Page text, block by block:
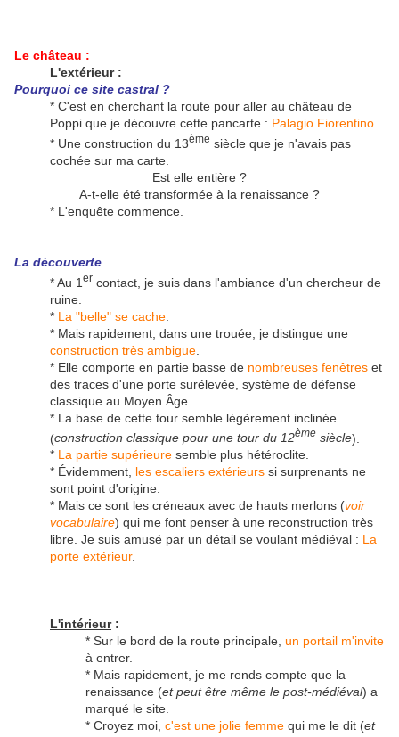
Le château :
L'extérieur:
Pourquoi ce site castral ?
* C'est en cherchant la route pour aller au château de
Poppi que je découvre cette pancarte : Palagio Fiorentino
* Une construction du 13ème siècle que je n'avais pas
cochée sur ma carte.
Est elle entière ?
A-t-elle été transformée à la renaissance ?
* L'enquête commence.
La découverte
* Au 1 er contact, je suis dans l'ambiance d'un chercheur de
ruine.
* La "belle" se cache
* Mais rapidement, dans une trouée, je distingue une
construction très ambigue
* Elle comporte en partie basse de nombreuses fenêtres et
des traces d'une porte surélevée, système de défense
classique au Moyen Âge.
* La base de cette tour semble légèrement inclinée
(construction classique pour une tour du 12ème siècle).
* La partie supérieure semble plus hétéroclite.
* Évidemment, les escaliers extérieurs si surprenants ne
sont point d'origine.
* Mais ce sont les créneaux avec de hauts merlons (voir
vocabulaire) qui me font penser à une reconstruction très
libre. Je suis amusé par un détail se voulant médiéval : La
porte extérieur.
L'intérieur:
* Sur le bord de la route principale, un portail m'invite
à entrer.
* Mais rapidement, je me rends compte que la
renaissance (et peut être même le post-médiéval) a
marqué le site.
* Croyez moi, c'est une jolie femme qui me le dit (et